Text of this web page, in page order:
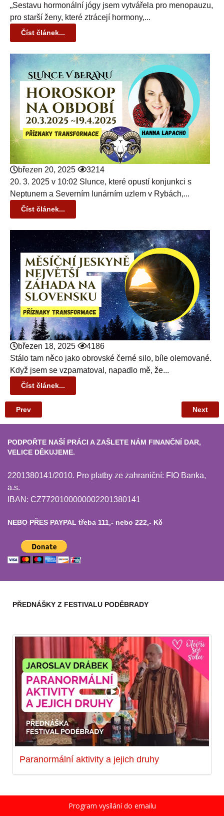
„Sestavu hormonální jógy jsem vytvářela pro menopauzu,
pro starší ženy, které ztrácejí hormony,...
Číst článek...
březen 20, 2025
3214
20. 3. 2025 v 10:02 Slunce, které opustí konjunkci s
Neptunem a Severním lunárním uzlem v Rybách,...
Číst článek...
březen 18, 2025
4186
Stálo tam něco jako obrovské černé silo, bíle olemované.
Když jsem se vzpamatoval, napadlo mě, že...
Číst článek...
Prev Next
PODPOŘTE NAŠÍ PRÁCI A ZAŠLETE NÁM FINANČNÍ DAR,
VELICE DĚKUJEME.
2201380141/2010. Pro platby ze zahraniční: FIO Banka,
a.s.
IBAN: CZ7720100000002201380141
NEBO PŘES PAYPAL třeba 111,- nebo 222,- Kč
PŘEDNÁŠKY Z FESTIVALU PODĚBRADY
Paranormální aktivity a jejich druhy
Program vysílání do emailu